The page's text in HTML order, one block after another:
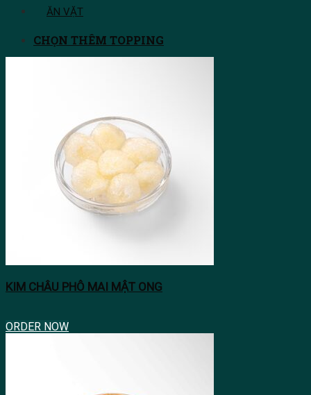
ĂN VẶT
CHỌN THÊM TOPPING
KIM CHÂU PHÔ MAI MẬT ONG
ORDER NOW